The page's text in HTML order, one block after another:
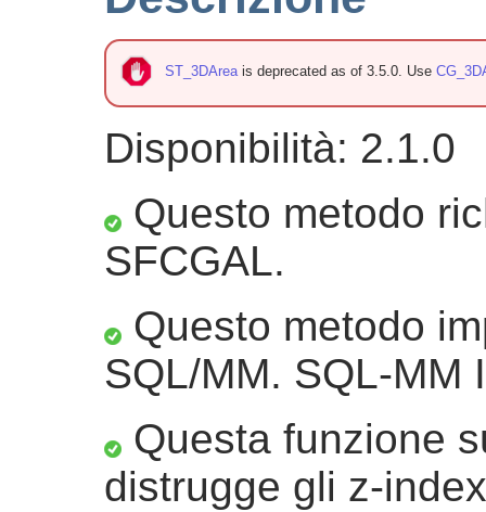
ST_3DAreais deprecated as of 3.5.0. Use
Disponibilità: 2.1.0
Questo metodo
SFCGAL.
Questo metodo
SQL/MM. SQL-MM
Questa funzione
distrugge gli z-